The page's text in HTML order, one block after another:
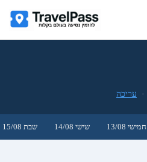
עריכה
חמישי 13/08 שישי 14/08 שבת 15/08